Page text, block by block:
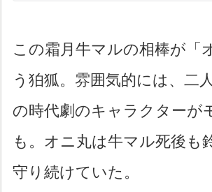
この霜月牛マルの相棒が「
う狛狐。雰囲気的には、二
の時代劇のキャラクターが
も。オニ丸は牛マル死後も
守り続けていた。